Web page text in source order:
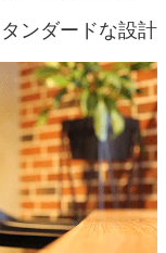
ンダードな設計